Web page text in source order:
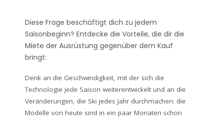
Diese Frage beschäftigt dich zu jedem
Saisonbeginn? Entdecke die Vorteile, die dir die
Miete der Ausrüstung gegenüber dem Kauf
bringt:
Denk an die Geschwindigkeit, mit der sich die
Technologie jede Saison weiterentwickelt und an die
Veränderungen, die Ski jedes Jahr durchmachen: die
Modelle von heute sind in ein paar Monaten schon